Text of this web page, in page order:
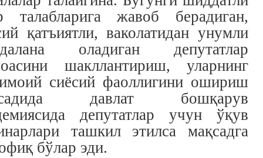
талабларига жавоб берадиган,
қатъиятли, ваколатидан унумли
оладиган депутатлар
шакллантириш, уларнинг
сиёсий фаоллигини ошириш
давлат бошқарув
депутатлар учун ўқув
ташкил этилса мақсадга
бўлар эди.